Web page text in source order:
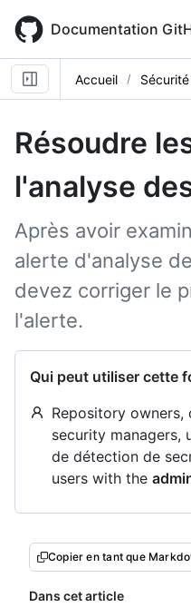
main
content
Documentation
Accueil
Résoudre
l'analyse
Après avoir
alerte d'analyse
devez corriger le
l'alerte.
Qui peut utiliser cette
Repository owners,
security managers,
de détection de
users with the
Copier en tant que
Dans cet article